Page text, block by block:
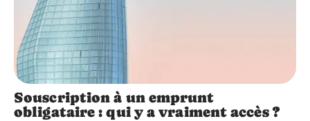
Souscription à un emprunt
obligataire : qui y a vraiment accès ?